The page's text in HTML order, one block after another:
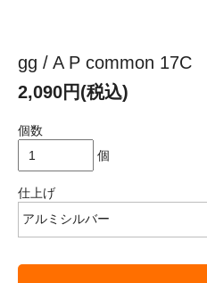
gg / A P common 17C
2,090円(税込)
個数
個
仕上げ